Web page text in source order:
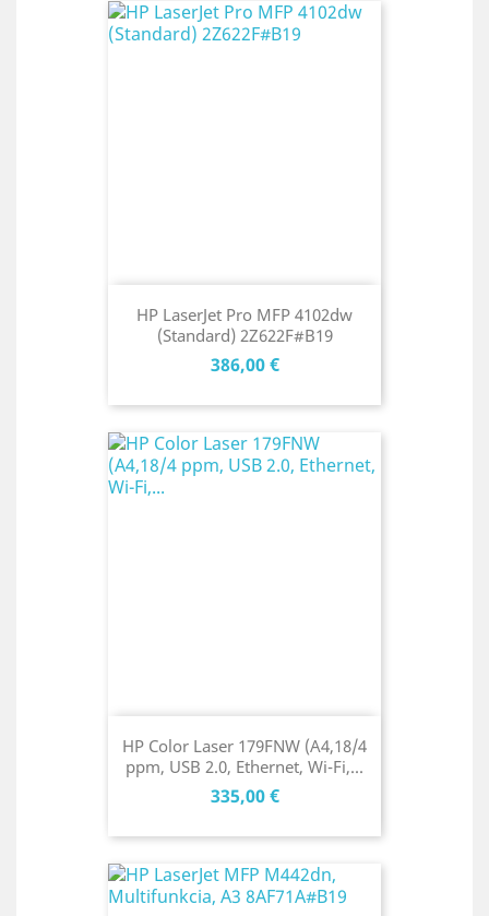
HP LaserJet Pro MFP 4102dw
(Standard) 2Z622F#B19
Cena
386,00 €
HP Color Laser 179FNW (A4,18/4
ppm, USB 2.0, Ethernet, Wi-Fi,...
Cena
335,00 €